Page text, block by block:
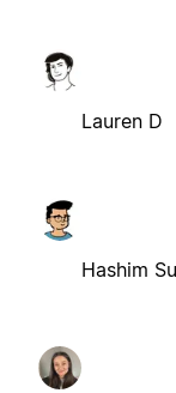
Lauren D
Hashim